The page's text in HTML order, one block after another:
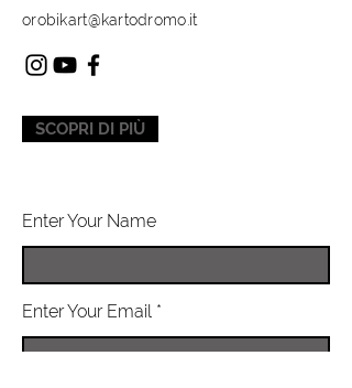
orobikart@kartodromo.it
SCOPRI DI PIÙ
Enter Your Name
Enter Your Email